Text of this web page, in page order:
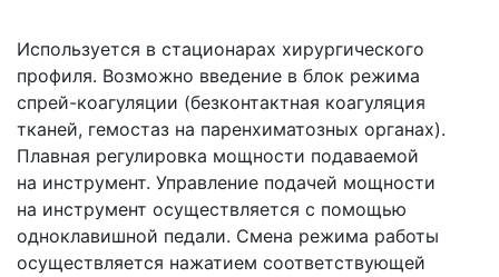
Используется в стационарах хирургического
профиля. Возможно введение в блок режима
спрей-коагуляции (безконтактная коагуляция
тканей, гемостаз на паренхиматозных органах).
Плавная регулировка мощности подаваемой
на инструмент. Управление подачей мощности
на инструмент осуществляется с помощью
одноклавишной педали. Смена режима работы
осуществляется нажатием соответствующей